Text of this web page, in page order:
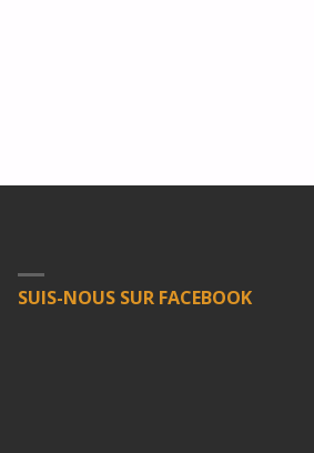
SUIS-NOUS SUR FACEBOOK